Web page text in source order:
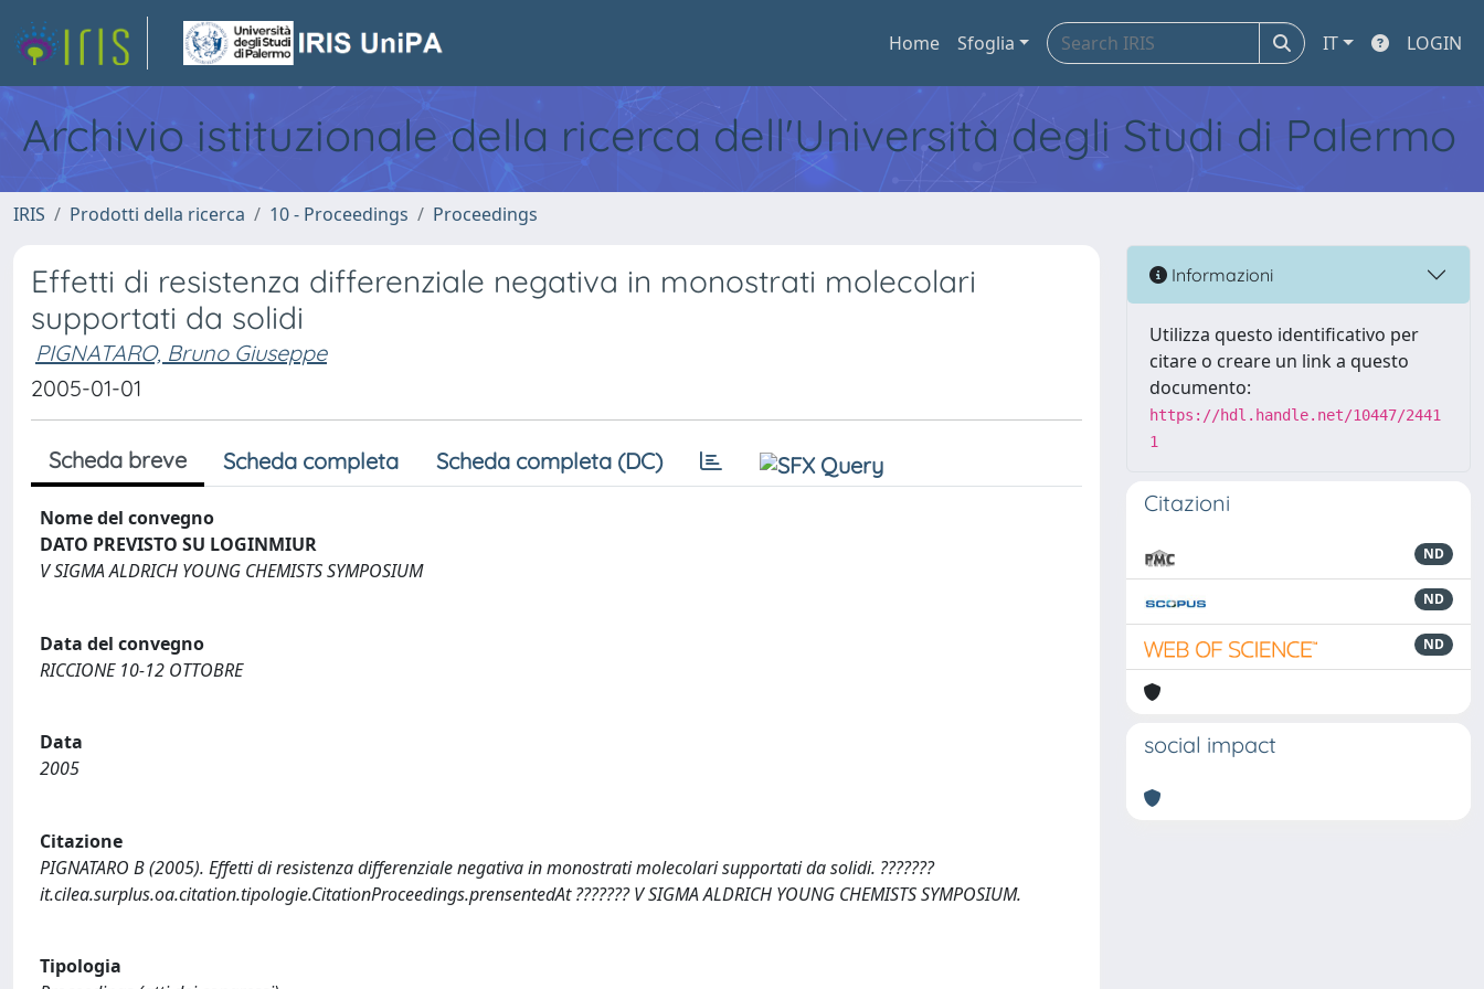
Home Sfoglia IT LOGIN
Archivio istituzionale della ricerca dell'Università degli Studi di Palermo
IRIS Prodotti della ricerca 10 - Proceedings Proceedings
Effetti di resistenza differenziale negativa in monostrati molecolari
supportati da solidi
PIGNATARO, Bruno Giuseppe
2005-01-01
Scheda breve Scheda completa Scheda completa (DC)
Nome del convegno
DATO PREVISTO SU LOGINMIUR
V SIGMA ALDRICH YOUNG CHEMISTS SYMPOSIUM
Data del convegno
RICCIONE 10-12 OTTOBRE
Data
2005
Citazione
PIGNATARO B (2005). Effetti di resistenza differenziale negativa in monostrati molecolari supportati da solidi. ???????
it.cilea.surplus.oa.citation.tipologie.CitationProceedings.prensentedAt ??????? V SIGMA ALDRICH YOUNG CHEMISTS SYMPOSIUM.
Tipologia
Informazioni
Utilizza questo identificativo per
citare o creare un link a questo
documento:
https://hdl.handle.net/10447/2441
1
Citazioni
ND
ND
ND
social impact